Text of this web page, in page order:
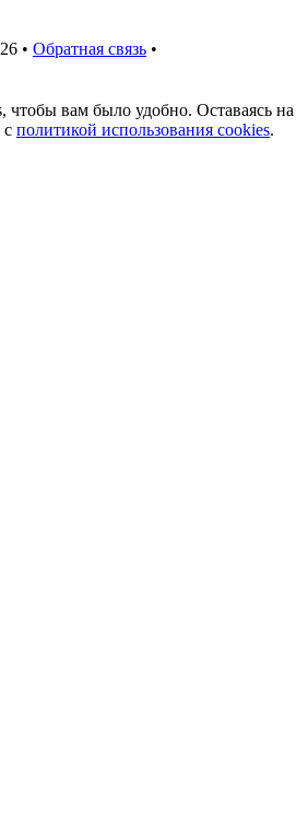
• Обратная связь •
вам было удобно. Оставаясь на
с политикой использования cookies.